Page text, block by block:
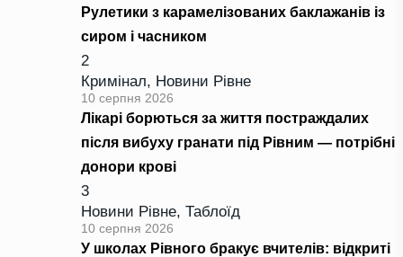
Рулетики з карамелізованих баклажанів із
сиром і часником
2
Кримінал, Новини Рівне
10 серпня 2026
Лікарі борються за життя постраждалих
після вибуху гранати під Рівним — потрібні
донори крові
3
Новини Рівне, Таблоїд
10 серпня 2026
У школах Рівного бракує вчителів: відкриті